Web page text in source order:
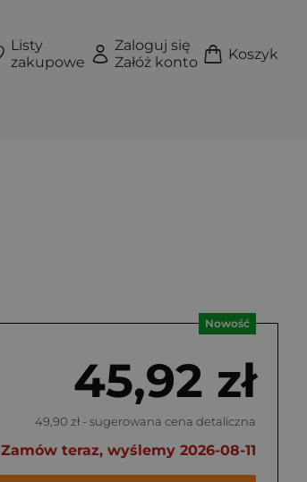
Listy
zakupowe
Zaloguj się
Załóż konto
Koszyk
Nowość
45,92 zł
49,90 zł - sugerowana cena detaliczna
Zamów teraz, wyślemy 2026-08-11